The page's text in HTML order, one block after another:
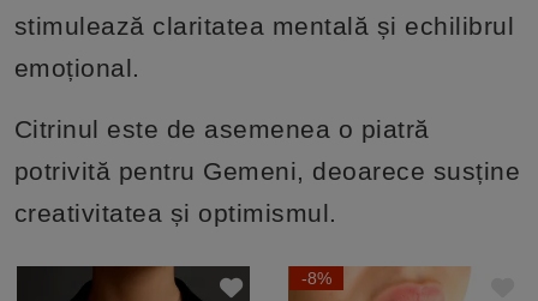
stimulează claritatea mentală și echilibrul
emoțional.
Citrinul este de asemenea o piatră
potrivită pentru Gemeni, deoarece susține
creativitatea și optimismul.
-8%